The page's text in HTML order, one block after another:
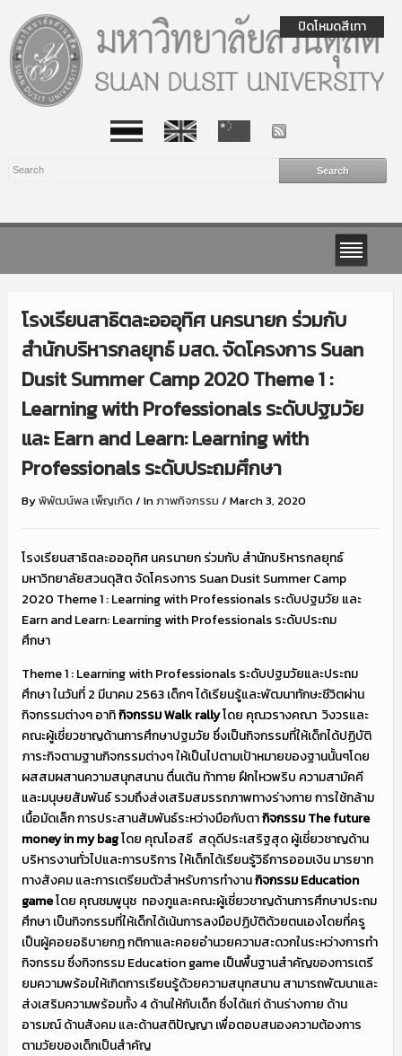
โรงเรียนสาธิตละอออุทิศ นครนายก ร่วมกับ
สำนักบริหารกลยุทธ์ มสด. จัดโครงการ Suan
Dusit Summer Camp 2020 Theme 1 :
Learning with Professionals ระดับปฐมวัย
และ Earn and Learn: Learning with
Professionals ระดับประถมศึกษา
Byพิพัฒน์พล เพ็ญเกิด / Inภาพกิจกรรม / March 3, 2020
โรงเรียนสาธิตละอออุทิศ นครนายก ร่วมกับ สำนักบริหารกลยุทธ์
มหาวิทยาลัยสวนดุสิต จัดโครงการ Suan Dusit Summer Camp
2020 Theme 1 : Learning with Professionals ระดับปฐมวัย และ
Earn and Learn: Learning with Professionals ระดับประถม
ศึกษา
Theme 1 : Learning with Professionals ระดับปฐมวัยและประถม
ศึกษา ในวันที่ 2 มีนาคม 2563 เด็กๆ ได้เรียนรู้และพัฒนาทักษะชีวิตผ่าน
กิจกรรมต่างๆ อาทิกิจกรรมWalk rallyโดย คุณวรางคณา วิงวรและ
คณะผู้เชี่ยวชาญด้านการศึกษาปฐมวัย ซึ่งเป็นกิจกรรมที่ให้เด็กได้ปฏิบัติ
ภาระกิจตามฐานกิจกรรมต่างๆ ให้เป็นไปตามเป้าหมายของฐานนั้นๆโดย
ผสสมผสานความสนุกสนาน ตื่นเต้น ท้าทาย ฝึกไหวพริบ ความสามัคคี
และมนุษยสัมพันธ์ รวมถึงส่งเสริมสมรรถภาพทางร่างกาย การใช้กล้าม
เนื้อมัดเล็ก การประสานสัมพันธ์ระหว่างมือกับตากิจกรรมThe future
money in my bagโดย คุณโอสธี สดุดีประเสริฐสุด ผู้เชี่ยวชาญด้าน
บริหารงานทั่วไปและการบริการ ให้เด็กได้เรียนรู้วิธีการออมเงิน มารยาท
ทางสังคม และการเตรียมตัวสำหรับการทำงานกิจกรรมEducation
gameโดย คุณชมพูนุช ทองภูและคณะผู้เชี่ยวชาญด้านการศึกษาประถม
ศึกษา เป็นกิจกรรมที่ให้เด็กได้เน้นการลงมือปฏิบัติด้วยตนเองโดยที่ครู
เป็นผู้คอยอธิบายกฎ กติกาและคอยอำนวยความสะดวกในระหว่างการทำ
กิจกรรม ซึ่งกิจกรรม Education game เป็นพื้นฐานสำคัญของการเตรี
ยมความพร้อมให้เกิดการเรียนรู้ด้วยความสนุกสนาน สามารถพัฒนาและ
ส่งเสริมความพร้อมทั้ง 4 ด้านให้กับเด็ก ซึ่งได้แก่ ด้านร่างกาย ด้าน
อารมณ์ ด้านสังคม และด้านสติปัญญา เพื่อตอบสนองความต้องการ
ตามวัยของเด็กเป็นสำคัญ
ปิดโหมดสีเทา